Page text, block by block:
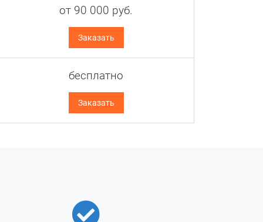
от 90 000 руб.
Заказать
бесплатно
Заказать